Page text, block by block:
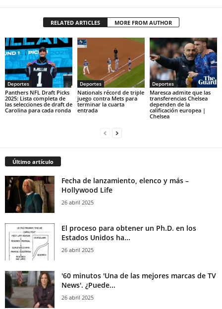
RELATED ARTICLES MORE FROM AUTHOR
Deportes
Panthers NFL Draft Picks
2025: Lista completa de
las selecciones de draft de
Carolina para cada ronda
Deportes
Nationals récord de triple
juego contra Mets para
terminar la cuarta
entrada
Deportes
Maresca admite que las
transferencias Chelsea
dependen de la
calificación europea |
Chelsea
Último artículo
Fecha de lanzamiento, elenco y más –
Hollywood Life
26 abril 2025
El proceso para obtener un Ph.D. en los
Estados Unidos ha...
26 abril 2025
'60 minutos 'Una de las mejores marcas de TV
News'. ¿Puede...
26 abril 2025